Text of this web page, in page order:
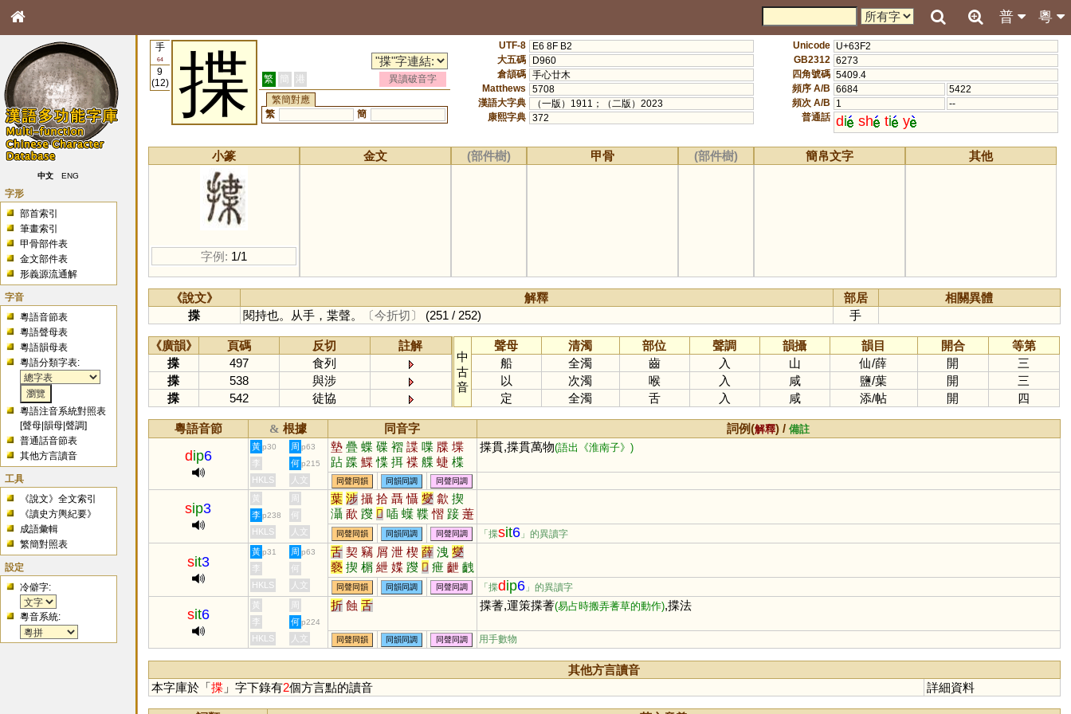
粵
普
中文 ENG
字形
部首索引
筆畫索引
甲骨部件表
金文部件表
形義源流通解
字音
粵語音節表
粵語聲母表
粵語韻母表
粵語分類字表:
粵語注音系統對照表
[聲母 |韻母 |聲調]
普通話音節表
其他方言讀音
工具
《說文》全文索引
《讀史方輿紀要》
成語彙輯
繁簡對照表
設定
冷僻字:
粵音系統:
手
64
9
(12)
揲 繁 簡 港
異讀破音字
繁簡對應
繁
簡
UTF-8
E6 8F B2
大五碼
D960
倉頡碼 手心廿木
Matthews
5708
漢語大字典
（一版）1911；（二版）2023
康熙字典 372
Unicode U+63F2
GB2312 6273
四角號碼 5409.4
頻序 A/B 6684
5422
頻次 A/B
1
--
普通話 di sh ti y
小篆
字例: 1/1
金文 (部件樹) 甲骨 (部件樹) 簡帛文字 其他
《說文》 解釋 部居
相關異體
揲
閱持也。从手，枼聲。 〔今折切〕 (251 / 252) 手
《廣韻》 頁碼 反切
註解
揲
497
食列
揲
538
與涉
揲
542 徒協
中
古
音
聲母 清濁 部位 聲調 韻攝 韻目 開合
等第
船
全濁 齒 入 山 仙/薛 開
三
以
次濁 喉 入 咸 鹽/葉 開
三
定
全濁 舌 入 咸 添/帖 開 四
粵語音節 & 根據 同音字 詞例(解釋) /備註
dip6
黃 p30 周 p63 墊 疊 蝶 碟 褶 諜 喋 牒 堞
跕 蹀 鰈 惵 挕 褋 艓 蜨 楪
啑
揲貫,揲貫萬物(語出《淮南子》)
李 何 p215
HKLS 人文 同聲同韻 同韻同調 同聲同調
sip3
黃 周 葉 涉 攝 拾 聶 懾 燮 歙 揳
灄 歃 躞 𤏻 喢 蠂 鞢 慴 踥 萐
屧 箑 韘
李 p238
何
HKLS
人文 同聲同韻 同韻同調 同聲同調 「揲sit6 」的異讀字
sit3
黃 p31 周 p63 舌 契 竊 屑 泄 楔 薛 洩 燮
褻 揳 榍 紲 媟 躞 𤏻 疶 齛 齥
僁 躠 嶭 屧 靾 偰 伳 絏 渫
李
何
HKLS
人文 同聲同韻 同韻同調 同聲同調 「揲dip6 」的異讀字
sit6
黃 周 折 蝕 舌 揲蓍,運策揲蓍(易占時搬弄蓍草的動作),揲法
李 何 p224
HKLS 人文 同聲同韻 同韻同調 同聲同調 用手數物
其他方言讀音
本字庫於「揲」字下錄有2個方言點的讀音 詳細資料